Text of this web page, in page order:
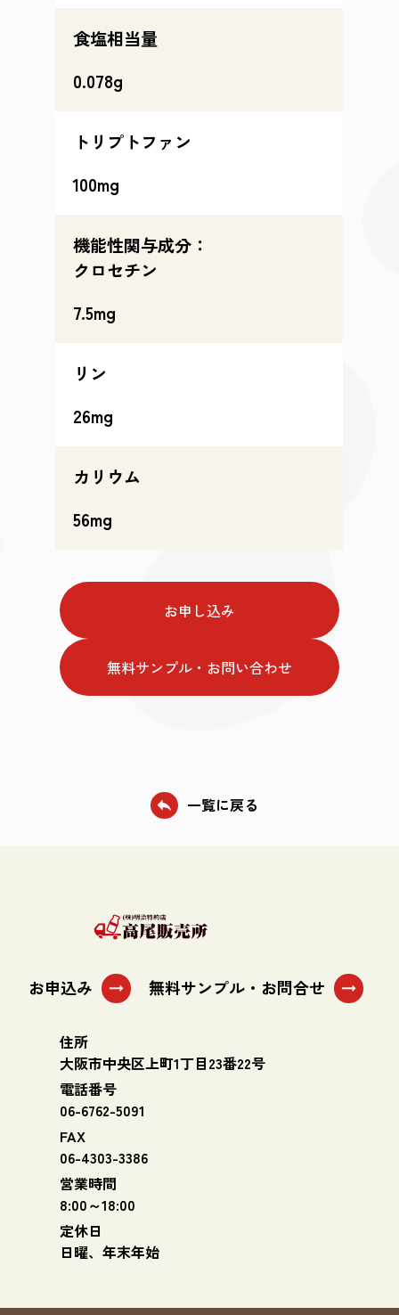
食塩相当量
0.078g
トリプトファン
100mg
機能性関与成分：
クロセチン
7.5mg
リン
26mg
カリウム
56mg
お申し込み
無料サンプル・お問い合わせ
reply 一覧に戻る
お申込み arrow_right_alt 無料サンプル・お問合せ arrow_right_alt
住所
大阪市中央区上町1丁目23番22号
電話番号
06-6762-5091
FAX
06-4303-3386
営業時間
8:00～18:00
定休日
日曜、年末年始